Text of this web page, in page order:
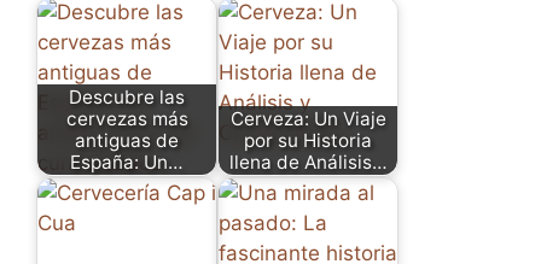
Descubre las
cervezas más
antiguas de
España: Un…
Cerveza: Un Viaje
por su Historia
llena de Análisis…